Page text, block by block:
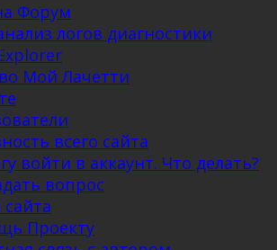
Форум
логов диагностики
Мой Лачетти
всего сайта
войти в аккаунт. Что делать?
вопрос
сайта
Проекту